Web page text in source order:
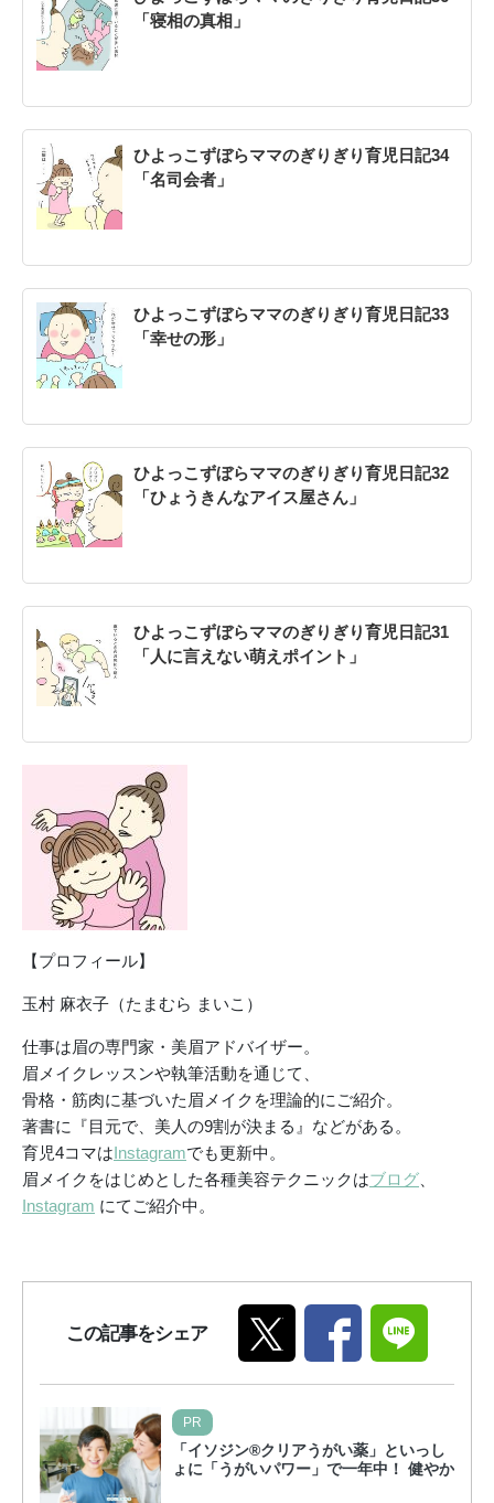
「寝相の真相」
ひよっこずぼらママのぎりぎり育児日記34
「名司会者」
ひよっこずぼらママのぎりぎり育児日記33
「幸せの形」
ひよっこずぼらママのぎりぎり育児日記32
「ひょうきんなアイス屋さん」
ひよっこずぼらママのぎりぎり育児日記31
「人に言えない萌えポイント」
【プロフィール】
玉村 麻衣子（たまむら まいこ）
仕事は眉の専門家・美眉アドバイザー。
眉メイクレッスンや執筆活動を通じて、
骨格・筋肉に基づいた眉メイクを理論的にご紹介。
著書に『目元で、美人の9割が決まる』などがある。
育児4コマはInstagramでも更新中。
眉メイクをはじめとした各種美容テクニックはブログ
Instagram にてご紹介中。
この記事をシェア
PR
「イソジン®クリアうがい薬」といっし
ょに「うがいパワー」で一年中！ 健やか